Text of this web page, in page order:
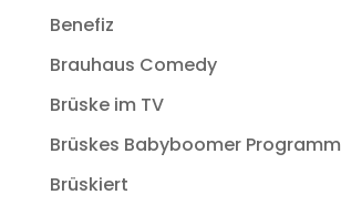
Benefiz
Brauhaus Comedy
Brüske im TV
Brüskes Babyboomer Programm
Brüskiert